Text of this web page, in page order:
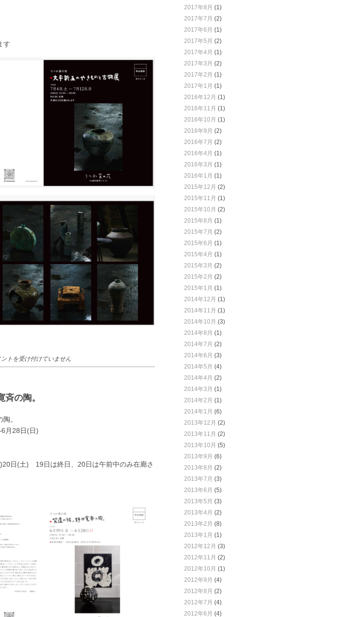
す
ントを受け付けていません
の陶。
の陶。
月28日(日)
日(土) 19日は終日、20日は午前中のみ在廊さ
2017年8月 (1)
2017年7月 (2)
2017年6月 (1)
2017年5月 (2)
2017年4月 (1)
2017年3月 (2)
2017年2月 (1)
2017年1月 (1)
2016年12月 (1)
2016年11月 (1)
2016年10月 (1)
2016年9月 (2)
2016年7月 (2)
2016年4月 (1)
2016年3月 (1)
2016年1月 (1)
2015年12月 (2)
2015年11月 (1)
2015年10月 (2)
2015年8月 (1)
2015年7月 (2)
2015年6月 (1)
2015年4月 (1)
2015年3月 (2)
2015年2月 (2)
2015年1月 (1)
2014年12月 (1)
2014年11月 (1)
2014年10月 (3)
2014年8月 (1)
2014年7月 (2)
2014年6月 (3)
2014年5月 (4)
2014年4月 (2)
2014年3月 (1)
2014年2月 (1)
2014年1月 (6)
2013年12月 (2)
2013年11月 (2)
2013年10月 (5)
2013年9月 (6)
2013年8月 (2)
2013年7月 (3)
2013年6月 (5)
2013年5月 (3)
2013年4月 (2)
2013年2月 (8)
2013年1月 (1)
2012年12月 (3)
2012年11月 (2)
2012年10月 (1)
2012年9月 (4)
2012年8月 (2)
2012年7月 (4)
2012年6月 (4)